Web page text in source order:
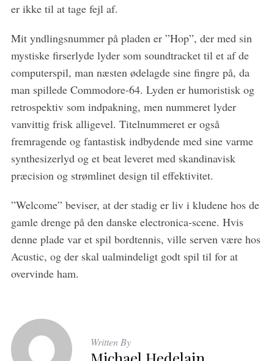
er ikke til at tage fejl af.
Mit yndlingsnummer på pladen er ”Hop”, der med sin
mystiske firserlyde lyder som soundtracket til et af de
computerspil, man næsten ødelagde sine fingre på, da
man spillede Commodore-64. Lyden er humoristisk og
retrospektiv som indpakning, men nummeret lyder
vanvittig frisk alligevel. Titelnummeret er også
fremragende og fantastisk indbydende med sine varme
synthesizerlyd og et beat leveret med skandinavisk
præcision og strømlinet design til effektivitet.
”Welcome” beviser, at der stadig er liv i kludene hos de
gamle drenge på den danske electronica-scene. Hvis
denne plade var et spil bordtennis, ville serven være hos
Acustic, og der skal ualmindeligt godt spil til for at
overvinde ham.
Written By